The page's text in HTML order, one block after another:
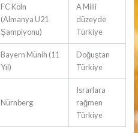
FC Köln
(Almanya U21
Şampiyonu)
A Milli
düzeyde
Türkiye
Bayern Münih (11
Yıl)
Doğuştan
Türkiye
Nürnberg
Israrlara
rağmen
Türkiye